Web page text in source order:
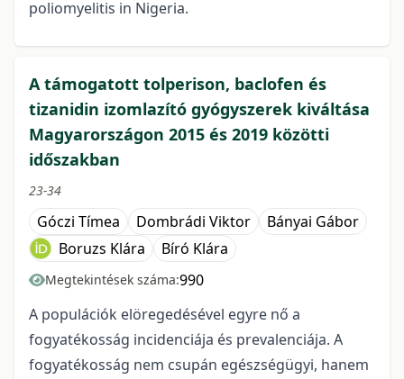
poliomyelitis in Nigeria.
A támogatott tolperison, baclofen és
tizanidin izomlazító gyógyszerek kiváltása
Magyarországon 2015 és 2019 közötti
időszakban
23-34
Góczi Tímea Dombrádi Viktor
Bányai Gábor
Boruzs Klára
Bíró Klára
Megtekintések száma:990
A populációk elöregedésével egyre nő a
fogyatékosság incidenciája és prevalenciája. A
fogyatékosság nem csupán egészségügyi, hanem